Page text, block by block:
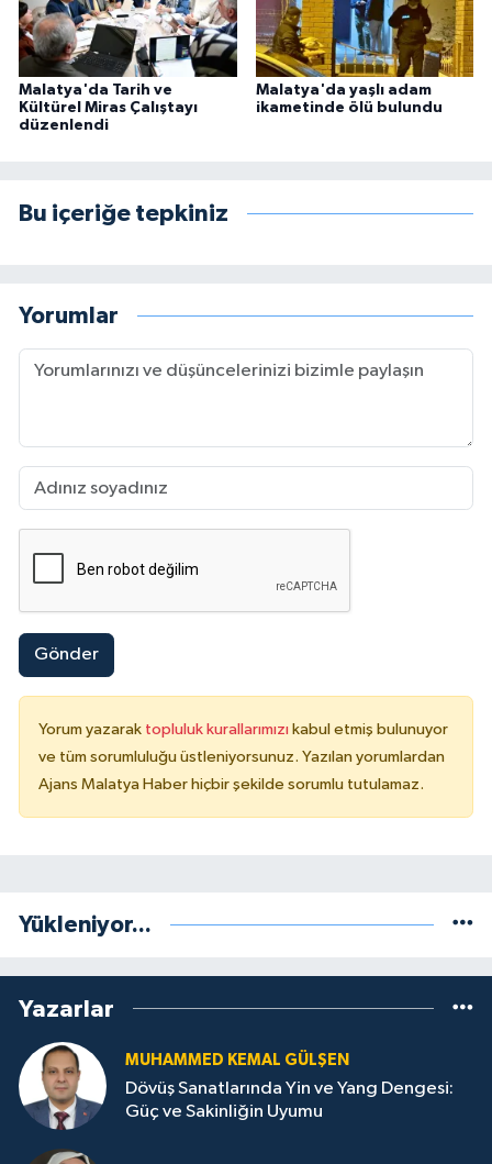
Malatya'da Tarih ve
Kültürel Miras Çalıştayı
düzenlendi
Malatya'da yaşlı adam
ikametinde ölü bulundu
Bu içeriğe tepkiniz
Yorumlar
Gönder
Yorum yazarak topluluk kurallarımızı kabul etmiş bulunuyor
ve tüm sorumluluğu üstleniyorsunuz. Yazılan yorumlardan
Ajans Malatya Haber hiçbir şekilde sorumlu tutulamaz.
Yükleniyor...
Yazarlar
MUHAMMED KEMAL GÜLŞEN
Dövüş Sanatlarında Yin ve Yang Dengesi:
Güç ve Sakinliğin Uyumu